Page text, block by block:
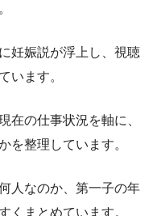
妊娠説が浮上し、視聴
います。
在の仕事状況を軸に、
を整理しています。
人なのか、第一子の年
くまとめています。